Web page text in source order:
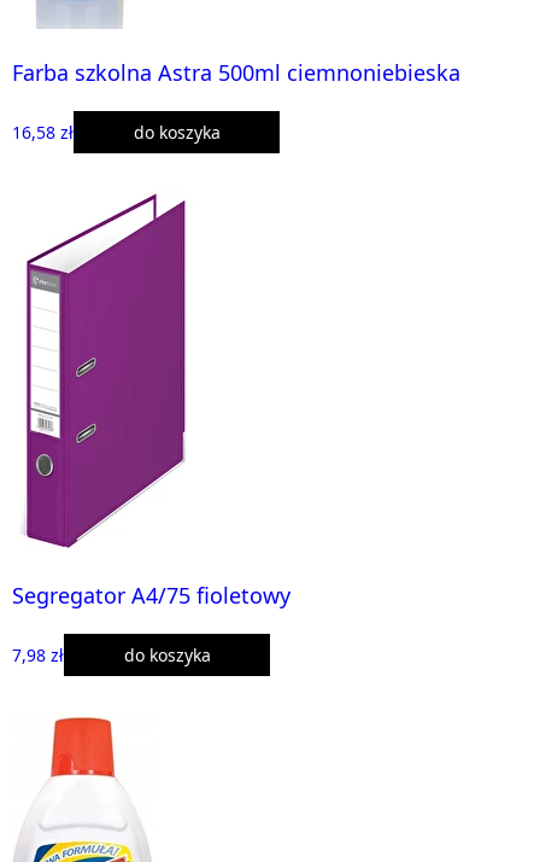
Farba szkolna Astra 500ml ciemnoniebieska
16,58 zł do koszyka
Segregator A4/75 fioletowy
7,98 zł do koszyka